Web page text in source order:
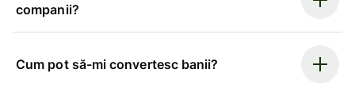
companii?
Cum pot să-mi convertesc banii?